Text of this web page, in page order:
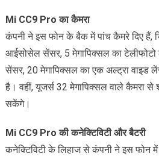
Mi CC9 Pro का कैमरा
कंपनी ने इस फोन के बैक में पांच कैमरे दिए हैं,
आईसोसेल सेंसर, 5 मेगापिक्सल का
सेंसर, 20 मेगापिक्सल का एक अल्ट्रा वाइड
है। वहीं, यूजर्स 32 मेगापिक्सल वाले कैमरा से
सकेंगे।
Mi CC9 Pro की कनेक्टिविटी और बैटरी
कनेक्टिविटी के लिहाज से कंपनी ने इस फोन